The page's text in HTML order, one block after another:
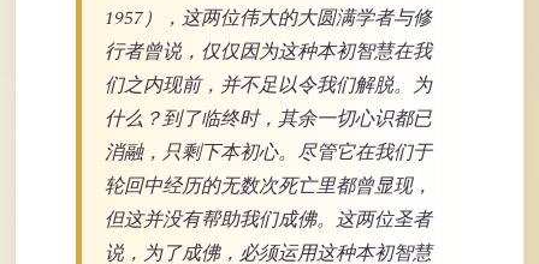
1957），这两位伟大的大圆满学者与修
行者曾说，仅仅因为这种本初智慧在我
们之内现前，并不足以令我们解脱。为
什么？到了临终时，其余一切心识都已
消融，只剩下本初心。尽管它在我们于
轮回中经历的无数次死亡里都曾显现，
但这并没有帮助我们成佛。这两位圣者
说，为了成佛，必须运用这种本初智慧